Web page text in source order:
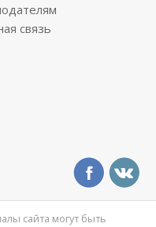
связь
сайта могут быть